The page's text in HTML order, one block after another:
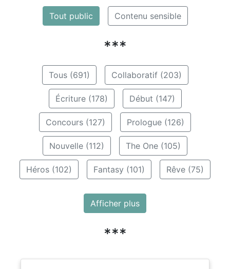
Tout public Contenu sensible
***
Tous (691) Collaboratif (203)
Écriture (178) Début (147)
Concours (127) Prologue (126)
Nouvelle (112) The One (105)
Héros (102) Fantasy (101) Rêve (75)
Afficher plus
***